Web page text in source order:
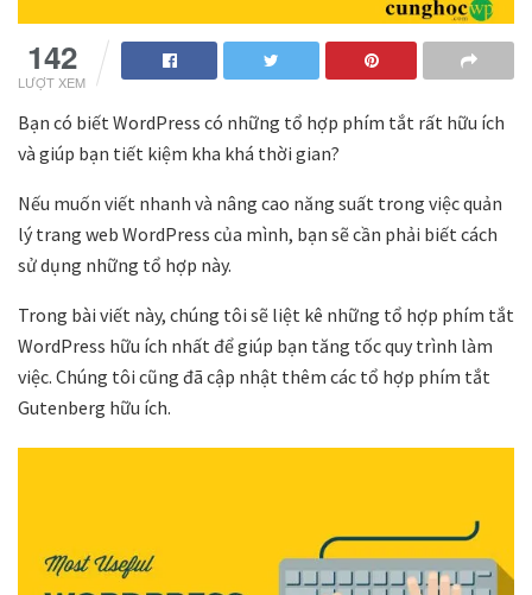
142
LƯỢT XEM
Bạn có biết WordPress có những tổ hợp phím tắt rất hữu ích
và giúp bạn tiết kiệm kha khá thời gian?
Nếu muốn viết nhanh và nâng cao năng suất trong việc quản
lý trang web WordPress của mình, bạn sẽ cần phải biết cách
sử dụng những tổ hợp này.
Trong bài viết này, chúng tôi sẽ liệt kê những tổ hợp phím tắt
WordPress hữu ích nhất để giúp bạn tăng tốc quy trình làm
việc. Chúng tôi cũng đã cập nhật thêm các tổ hợp phím tắt
Gutenberg hữu ích.